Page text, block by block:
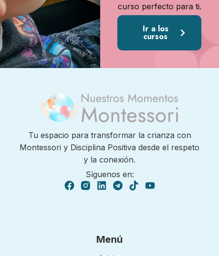
curso perfecto para ti.
Ir a los
cursos
Tu espacio para transformar la crianza con
Montessori y Disciplina Positiva desde el respeto
y la conexión.
Síguenos en:
Menú